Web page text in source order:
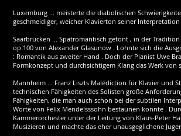
Luxemburg ... meisterte die diabolischen
geschmeidiger, weicher Klavierton seiner
Saarbrücken ... Spätromantisch getönt , in der
op.100 von Alexander Glasunow . Lohnte sich die
: Romantik aus zweiter Hand . Doch der Pianist Uwe
Formkonzept und durchsichtigem Klang das Werk von
Mannheim ... Franz Liszts Malédiction für Klavier und
technischen Fähigkeiten des Solisten große
Fähigkeiten, die man auch schon bei der subtilen
Worte von Felix Mendelsssohn bestaunen konnte .
Kammerorchester unter der Leitung von Klaus-Peter
Musizieren und machte das eher unausgeglichene